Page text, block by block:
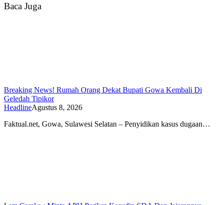
Baca Juga
Breaking News! Rumah Orang Dekat Bupati Gowa Kembali Di
Geledah Tipikor
HeadlineAgustus 8, 2026
Faktual.net, Gowa, Sulawesi Selatan – Penyidikan kasus dugaan…